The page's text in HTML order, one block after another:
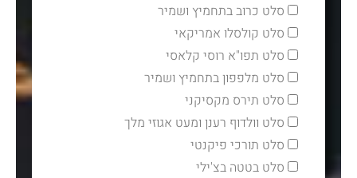
סלט כרוב בתחמיץ ושמיר
סלט קולסלו אמריקאי
סלט תפו"א רוסי קלאסי
סלט מלפפון בתחמיץ ושמיר
סלט תירס מקסיקני
סלט וולדוף רענן ומעט אגוזי מלך
סלט תורכי פיקנטי
סלט בטטה בצ'ילי